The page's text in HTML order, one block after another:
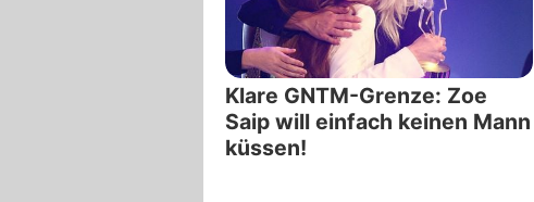
Klare GNTM-Grenze: Zoe
Saip will einfach keinen Mann
küssen!